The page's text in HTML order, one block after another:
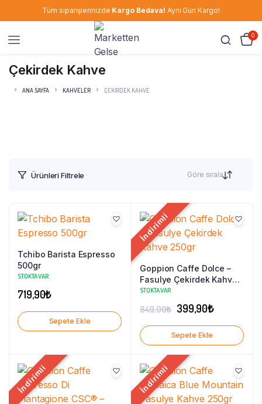
Tüm siparişlerinizde Kargo Bedava! Aynı Gün Kargo!
0
Çekirdek Kahve
ANA SAYFA KAHVELER ÇEKIRDEK KAHVE
Ürünleri Filtrele Göre sırala
Tchibo Barista Espresso
500gr
STOKTA VAR
719,90₺
Sepete Ekle
Goppion Caffe Dolce –
Fasulye Çekirdek Kahve
250gr
STOKTA VAR
849,90₺ Orijinal
fiyat:
849,90₺.
399,90₺Şu
andaki
Sepete Ekle
İndirimli
İndirimli İndirimli